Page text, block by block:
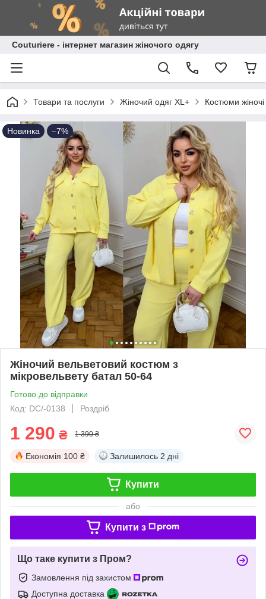
Сouturiere - інтернет магазин жіночого одягу
Товари та послуги Жіночий одяг XL+ Костюми
Новинка –7%
Жіночий вельветовий костюм з
мікровельвету батал 50-64
Готово до відправки
Код: DC/-0138
Роздріб
1 290 ₴ 1 390 ₴
Економія 100 ₴ Залишилось 2 дні
Купити
або
Купити з
Що таке купити з Пром?
Замовлення під захистом
Доступна доставка